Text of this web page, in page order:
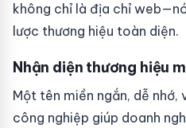
không chỉ là địa chỉ
lược thương hiệu toàn diện.
Nhận diện thương hiệu
Một tên miền ngắn, dễ nhớ,
công nghiệp giúp doanh